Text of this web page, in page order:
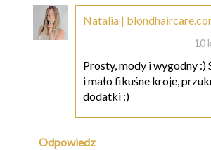
Natalia |
10
Prosty, mody i wygodny
i mało fikuśne kroje,
dodatki :)
Odpowiedz